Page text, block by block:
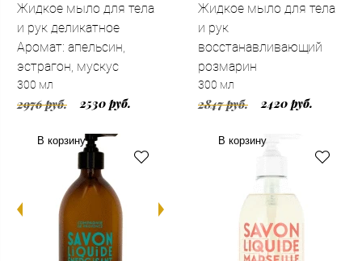
Жидкое мыло для тела
и рук деликатное
Аромат: апельсин,
эстрагон, мускус
300 мл
2976 руб. 2530 руб.
В корзину
Жидкое мыло для тела
и рук
восстанавливающий
розмарин
300 мл
2847 руб. 2420 руб.
В корзину